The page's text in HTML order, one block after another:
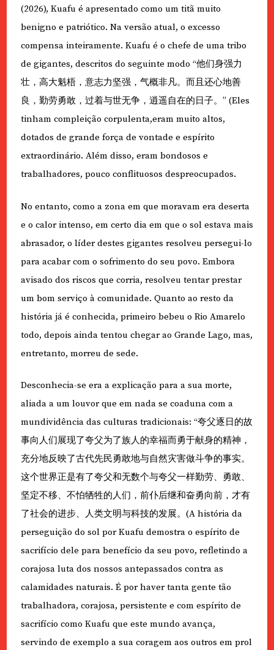
(2026), Kuafu é apresentado como um titã muito
benigno e patriótico. Na versão atual, o excesso
compensa inteiramente. Kuafu é o chefe de uma tribo
de gigantes, descritos do seguinte modo “他们身强力
壮，高大魁梧，意志力坚强，气概非凡。而且还心地善
良，勤劳勇敢，过着与世无争，逍遥自在的日子。” (Eles
tinham compleição corpulenta,eram muito altos,
dotados de grande força de vontade e espírito
extraordinário. Além disso, eram bondosos e
trabalhadores, pouco conflituosos despreocupados.
No entanto, como a zona em que moravam era deserta
e o calor intenso, em certo dia em que o sol estava mais
abrasador, o líder destes gigantes resolveu persegui-lo
para acabar com o sofrimento do seu povo. Embora
avisado dos riscos que corria, resolveu tentar prestar
um bom serviço à comunidade. Quanto ao resto da
história já é conhecida, primeiro bebeu o Rio Amarelo
todo, depois ainda tentou chegar ao Grande Lago, mas,
entretanto, morreu de sede.
Desconhecia-se era a explicação para a sua morte,
aliada a um louvor que em nada se coaduna com a
mundividência das culturas tradicionais: “夸父逐日的故
事向人们展现了夸父为了族人的幸福而勇于献身的精神，
充分地反映了古代先民勇敢地与自然灾害做斗争的事实。
这个世界正是有了夸父和无数个与夸父一样勤劳、勇敢、
坚定不移、不怕牺牲的人们，前仆后继和奋勇向前，才有
了社会的进步、人类文明与科技的发展。(A história da
perseguição do sol por Kuafu demostra o espírito de
sacrifício dele para benefício da seu povo, refletindo a
corajosa luta dos nossos antepassados contra as
calamidades naturais. É por haver tanta gente tão
trabalhadora, corajosa, persistente e com espírito de
sacrifício como Kuafu que este mundo avança,
servindo de exemplo a sua coragem aos outros em prol